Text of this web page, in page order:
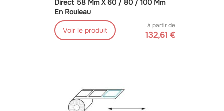
Direct 58 Mm X 60 / 80 / 100 Mm
En Rouleau
Voir le produit
à partir de
132,61 €